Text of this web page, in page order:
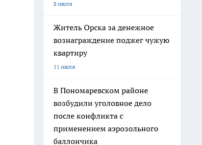
8 июля
Житель Орска за денежное
вознаграждение поджег чужую
квартиру
11 июля
В Пономаревском районе
возбудили уголовное дело
после конфликта с
применением аэрозольного
баллончика